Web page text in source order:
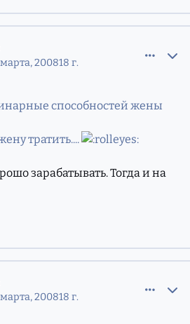
марта, 200818 г.
способностей жены
тратить....
зарабатывать. Тогда и на
марта, 200818 г.